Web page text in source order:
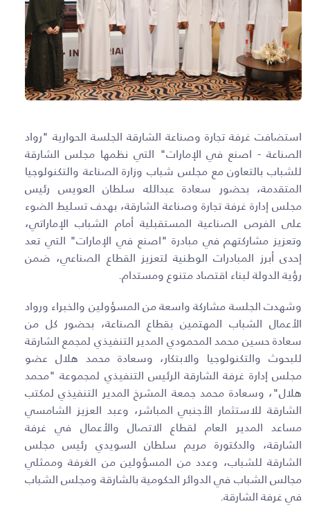
استضافت غرفة تجارة وصناعة الشارقة الجلسة الحوارية "رواد
الصناعة - اصنع في الإمارات" التي نظمها مجلس الشارقة
للشباب بالتعاون مع مجلس شباب وزارة الصناعة والتكنولوجيا
المتقدمة، بحضور سعادة عبدالله سلطان العويس رئيس
مجلس إدارة غرفة تجارة وصناعة الشارقة، بهدف تسليط الضوء
على الفرص الصناعية المستقبلية أمام الشباب الإماراتي،
وتعزيز مشاركتهم في مبادرة "اصنع في الإمارات" التي تعد
إحدى أبرز المبادرات الوطنية لتعزيز القطاع الصناعي، ضمن
رؤية الدولة لبناء اقتصاد متنوع ومستدام.
وشهدت الجلسة مشاركة واسعة من المسؤولين والخبراء ورواد
الأعمال الشباب المهتمين بقطاع الصناعة، بحضور كل من
سعادة حسين محمد المحمودي المدير التنفيذي لمجمع الشارقة
للبحوث والتكنولوجيا والابتكار، وسعادة محمد هلال عضو
مجلس إدارة غرفة الشارقة الرئيس التنفيذي لمجموعة "محمد
هلال"، وسعادة محمد جمعة المشرخ المدير التنفيذي لمكتب
الشارقة للاستثمار الأجنبي المباشر، وعبد العزيز الشامسي
مساعد المدير العام لقطاع الاتصال والأعمال في غرفة
الشارقة، والدكتورة مريم سلطان السويدي رئيس مجلس
الشارقة للشباب، وعدد من المسؤولين من الغرفة وممثلي
مجالس الشباب في الدوائر الحكومية بالشارقة ومجلس الشباب
في غرفة الشارقة.